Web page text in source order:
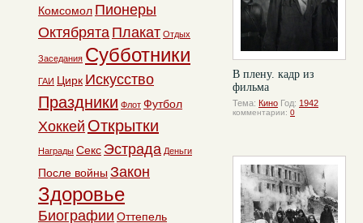
В плену. кадр из
фильма
Тема: Кино Год: 1942
комментарии: 0
Комсомол Пионеры
Октябрята Плакат Отдых
Заседания Субботники
ГАИ Цирк Искусство
Праздники Флот Футбол
Хоккей Открытки
Награды Секс Эстрада Деньги
После войны Закон
Здоровье
Биографии Оттепель